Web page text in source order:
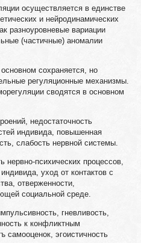
осуществляется в единстве
и нейродинамических
разноуровневые вариации
(частичные) аномалии
сохраняется, но
регуляционные механизмы.
сводятся в основном
недостаточность
индивида, повышенная
слабость нервной системы.
нервно-психических процессов,
уход от контактов с
отверженности,
социальной среде.
гневливость,
к конфликтным
самооценок, эгоистичность